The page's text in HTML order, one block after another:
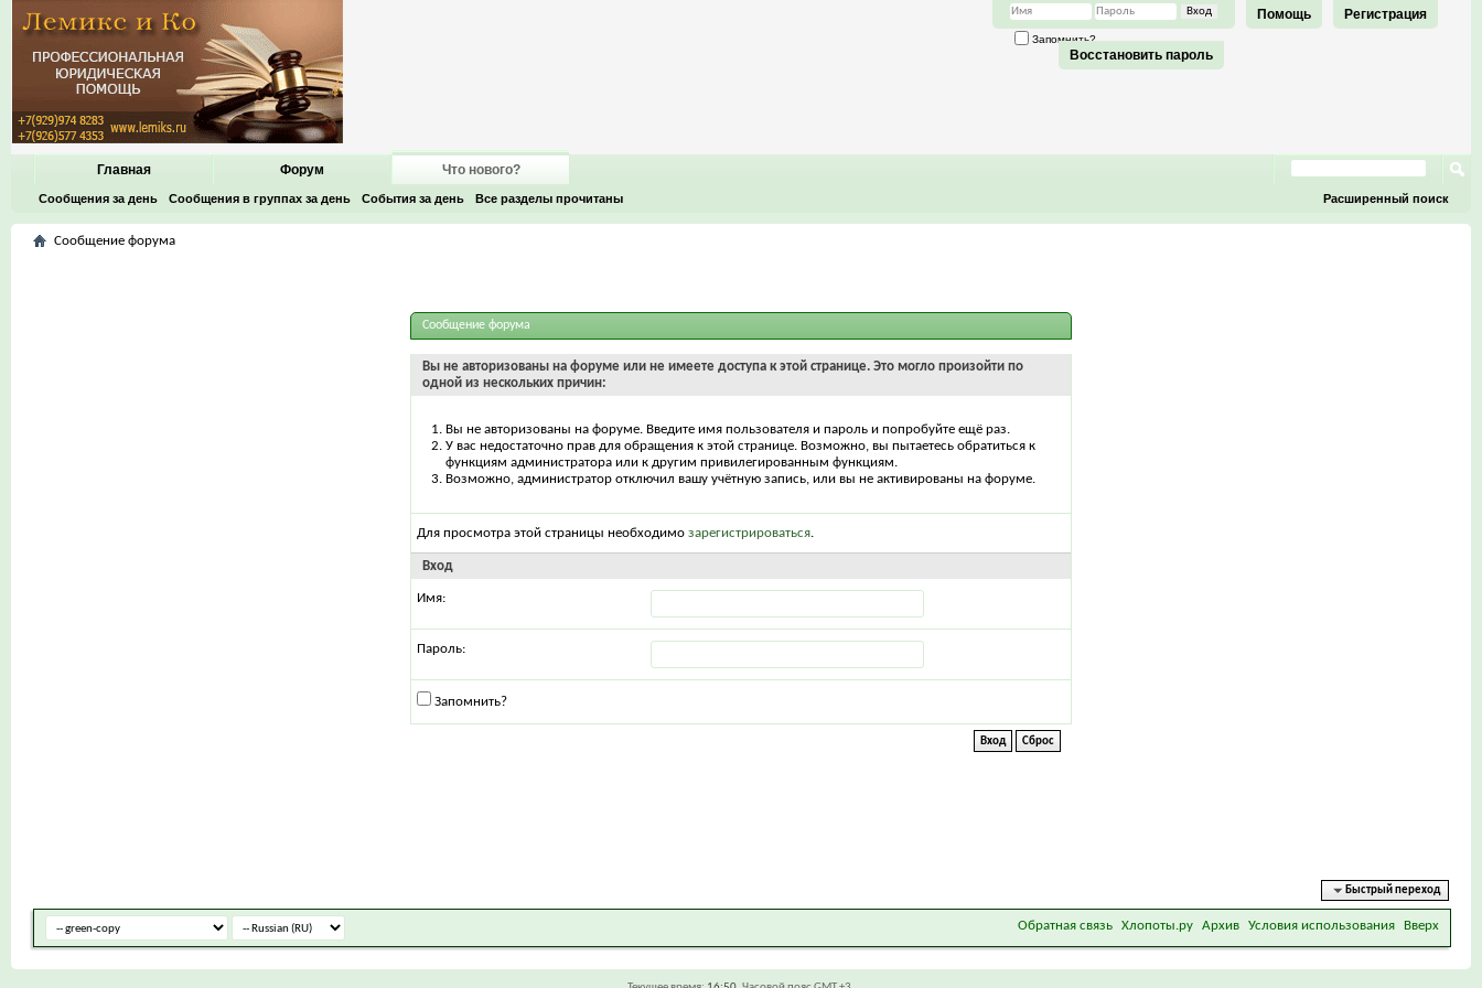
Регистрация
Помощь
Запомнить?
Восстановить пароль
Главная Форум Что нового?
Сообщения за день Сообщения в группах за день События за день Все разделы прочитаны Расширенный поиск
Сообщение форума
Сообщение форума
Вы не авторизованы на форуме или не имеете доступа к этой странице. Это могло произойти по
одной из нескольких причин:
Вы не авторизованы на форуме. Введите имя пользователя и пароль и попробуйте ещё раз.
У вас недостаточно прав для обращения к этой странице. Возможно, вы пытаетесь обратиться к
функциям администратора или к другим привилегированным функциям.
Возможно, администратор отключил вашу учётную запись, или вы не активированы на форуме.
Для просмотра этой страницы необходимо зарегистрироваться.
Вход
Имя:
Пароль:
Запомнить?
Быстрый переход
Обратная связь Хлопоты.ру Архив Условия использования Вверх